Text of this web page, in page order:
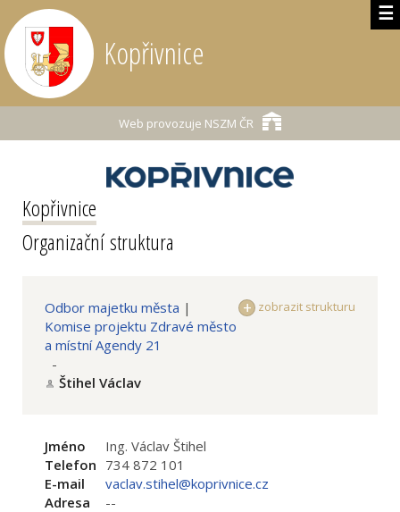
☰
Kopřivnice
Web provozuje NSZM ČR
Kopřivnice
Organizační struktura
zobrazit strukturu
Odbor majetku města |
Komise projektu Zdravé město
a místní Agendy 21
-
Štihel Václav
Jméno
Ing. Václav Štihel
Telefon 734 872 101
E-mail
vaclav.stihel@koprivnice.cz
Adresa
--